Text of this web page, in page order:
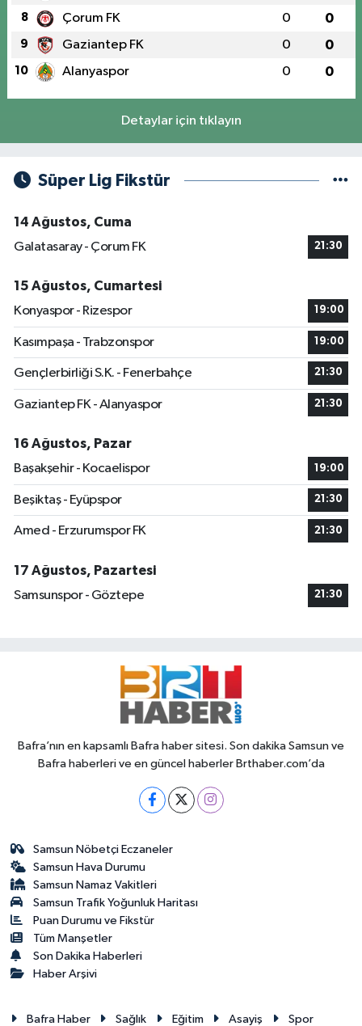
8 Çorum FK 0 0
9 Gaziantep FK 0 0
10 Alanyaspor 0 0
Detaylar için tıklayın
Süper Lig Fikstür
14 Ağustos, Cuma
Galatasaray - Çorum FK
21:30
15 Ağustos, Cumartesi
Konyaspor - Rizespor
19:00
Kasımpaşa - Trabzonspor 19:00
Gençlerbirliği S.K. - Fenerbahçe 21:30
Gaziantep FK - Alanyaspor 21:30
16 Ağustos, Pazar
Başakşehir - Kocaelispor
19:00
Beşiktaş - Eyüpspor 21:30
Amed - Erzurumspor FK 21:30
17 Ağustos, Pazartesi
Samsunspor - Göztepe
21:30
Bafra’nın en kapsamlı Bafra haber sitesi. Son dakika Samsun ve
Bafra haberleri ve en güncel haberler Brthaber.com’da
Samsun Nöbetçi Eczaneler
Samsun Hava Durumu
Samsun Namaz Vakitleri
Samsun Trafik Yoğunluk Haritası
Puan Durumu ve Fikstür
Tüm Manşetler
Son Dakika Haberleri
Haber Arşivi
Bafra Haber Sağlık Eğitim Asayiş Spor